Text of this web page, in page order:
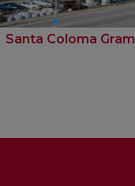
Santa Coloma